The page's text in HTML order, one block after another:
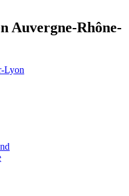
Auvergne-Rhône-
Lyon